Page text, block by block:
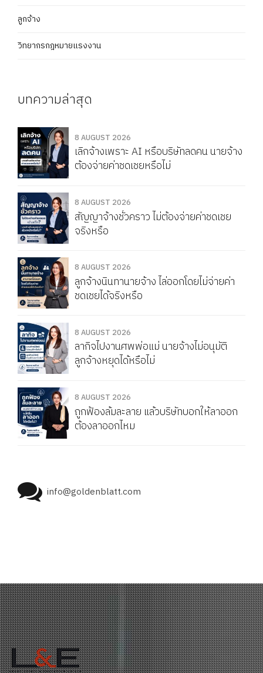
ลูกจ้าง
วิทยากรกฎหมายแรงงาน
บทความล่าสุด
8 AUGUST 2026
เลิกจ้างเพราะ AI หรือบริษัทลดคน นายจ้าง
ต้องจ่ายค่าชดเชยหรือไม่
8 AUGUST 2026
สัญญาจ้างชั่วคราว ไม่ต้องจ่ายค่าชดเชย
จริงหรือ
8 AUGUST 2026
ลูกจ้างนินทานายจ้าง ไล่ออกโดยไม่จ่ายค่า
ชดเชยได้จริงหรือ
8 AUGUST 2026
ลากิจไปงานศพพ่อแม่ นายจ้างไม่อนุมัติ
ลูกจ้างหยุดได้หรือไม่
8 AUGUST 2026
ถูกฟ้องล้มละลาย แล้วบริษัทบอกให้ลาออก
ต้องลาออกไหม
info@goldenblatt.com